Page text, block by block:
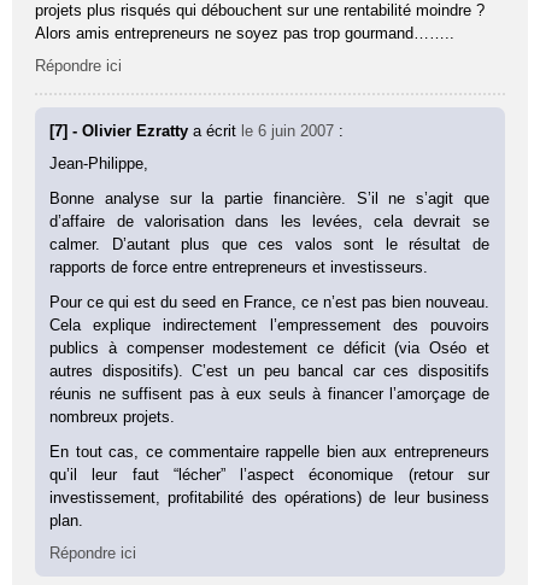
projets plus risqués qui débouchent sur une rentabilité moindre ?
Alors amis entrepreneurs ne soyez pas trop gourmand……..
Répondre ici
[7] - Olivier Ezrattya écrit le 6 juin 2007 :
Jean-Philippe,
Bonne analyse sur la partie financière. S’il ne s’agit que
d’affaire de valorisation dans les levées, cela devrait se
calmer. D’autant plus que ces valos sont le résultat de
rapports de force entre entrepreneurs et investisseurs.
Pour ce qui est du seed en France, ce n’est pas bien nouveau.
Cela explique indirectement l’empressement des pouvoirs
publics à compenser modestement ce déficit (via Oséo et
autres dispositifs). C’est un peu bancal car ces dispositifs
réunis ne suffisent pas à eux seuls à financer l’amorçage de
nombreux projets.
En tout cas, ce commentaire rappelle bien aux entrepreneurs
qu’il leur faut “lécher” l’aspect économique (retour sur
investissement, profitabilité des opérations) de leur business
plan.
Répondre ici